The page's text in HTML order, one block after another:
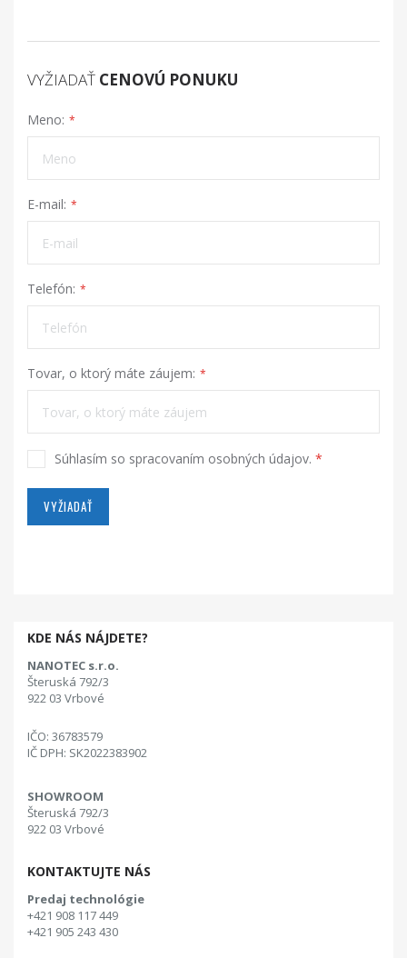
VYŽIADAŤ CENOVÚ PONUKU
Meno:
E-mail:
Telefón:
Tovar, o ktorý máte záujem:
Súhlasím so spracovaním osobných údajov. *
VYŽIADAŤ
KDE NÁS NÁJDETE?
NANOTEC s.r.o.
Šteruská 792/3
922 03 Vrbové
IČO: 36783579
IČ DPH: SK2022383902
SHOWROOM
Šteruská 792/3
922 03 Vrbové
KONTAKTUJTE NÁS
Predaj technológie
+421 908 117 449
+421 905 243 430